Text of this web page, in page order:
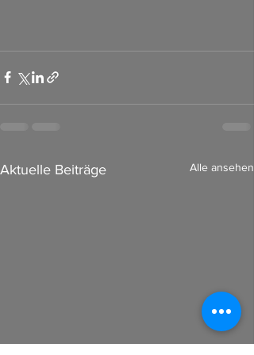
Aktuelle Beiträge Alle ansehen